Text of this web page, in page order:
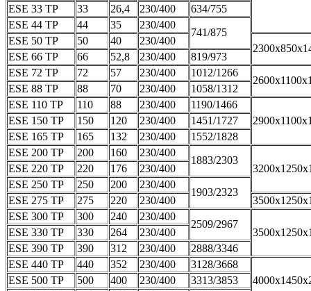
ESE 33 TP
33 26,4 230/400
634/755
ESE 44 TP
44 35 230/400
741/875
ESE 50 TP 50 40 230/400
ESE 66 TP 66 52,8 230/400
819/973
ESE 72 TP
72 57 230/400 1012/1266
ESE 88 TP 88 70 230/400
1058/1312
ESE 110 TP
110 88 230/400
1190/1466
ESE 150 TP 150 120 230/400
1451/1727
ESE 165 TP
165 132 230/400
1552/1828
ESE 200 TP
200 160 230/400
1883/2303
ESE 220 TP 220 176
230/400
ESE 250 TP
250 200 230/400
1903/2323
ESE 275 TP 275 220 230/400
ESE 300 TP
300 240 230/400
2509/2967
ESE 330 TP 330 264
230/400
ESE 390 TP
390 312 230/400
2888/3346
ESE 440 TP
440 352 230/400
3128/3668
ESE 500 TP 500 400 230/400
3313/3853